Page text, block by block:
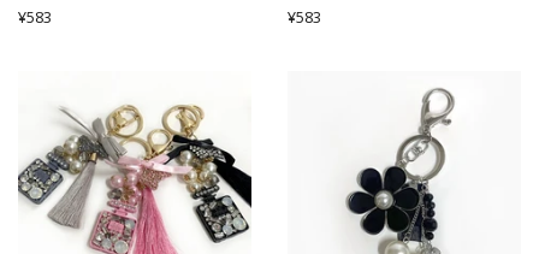
通
¥583
通
¥583